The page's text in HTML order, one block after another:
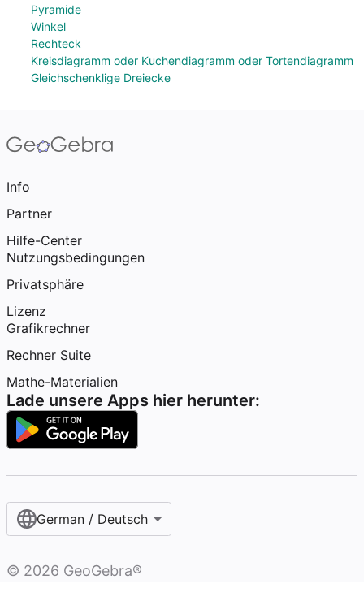
Pyramide
Winkel
Rechteck
Kreisdiagramm oder Kuchendiagramm oder Tortendiagramm
Gleichschenklige Dreiecke
Info
Partner
Hilfe-Center
Nutzungsbedingungen
Privatsphäre
Lizenz
Grafikrechner
Rechner Suite
Mathe-Materialien
Lade unsere Apps hier herunter:
German / Deutsch
© 2026 GeoGebra®